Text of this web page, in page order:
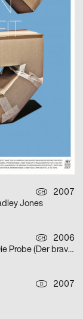
Düsseldorf
CH
2007
Jones
CH
2006
Trauer muss Elektra tragen / Die Probe (Der brave Simon Korach) / Die Panik
D
2007